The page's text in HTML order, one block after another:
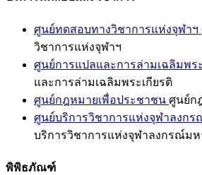
ศูนย์ทดสอบทางวิชาการแห่งจุฬาฯ
วิชาการแห่งจุฬาฯ
ศูนย์การแปลและการล่ามเฉลิมพร
และการล่ามเฉลิมพระเกียรติ
ศูนย์กฎหมายเพื่อประชาชน ศูนย์ก
ศูนย์บริการวิชาการแห่งจุฬาลงก
บริการวิชาการแห่งจุฬาลงกรณ์มห
พิพิธภัณฑ์